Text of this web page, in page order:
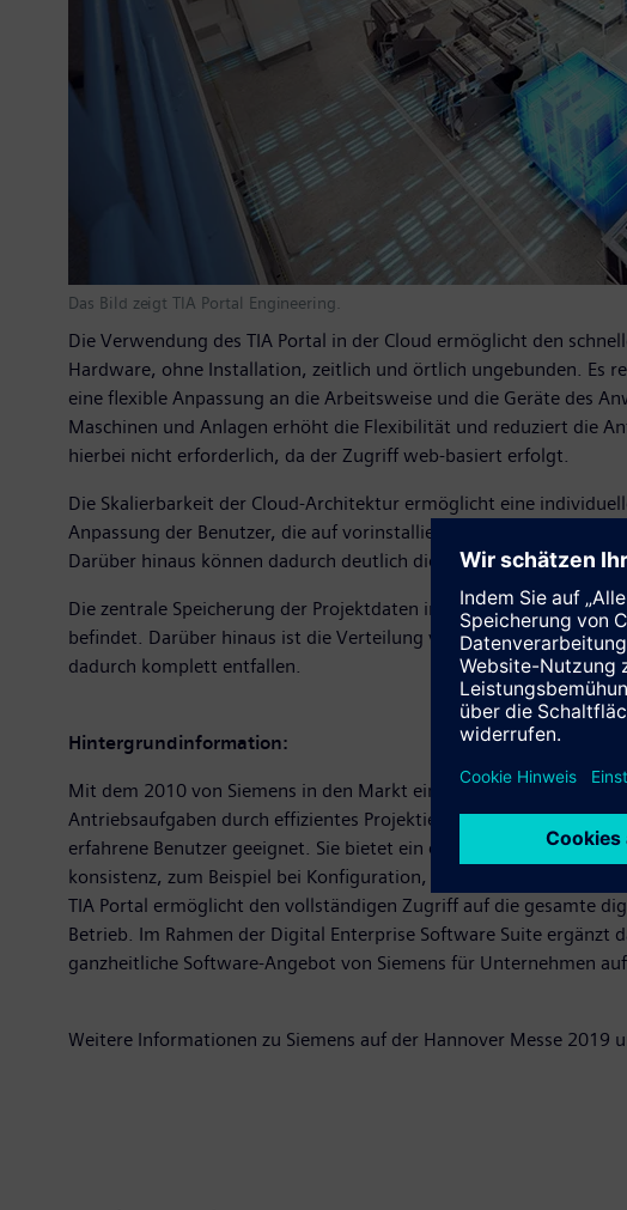
Das Bild zeigt TIA Portal Engineering.
Die Verwendung des TIA Portal in der Cloud ermöglicht den
Hardware, ohne Installation, zeitlich und örtlich ungebunden. Es
eine flexible Anpassung an die Arbeitsweise und die Geräte des
Maschinen und Anlagen erhöht die Flexibilität und reduziert die
hierbei nicht erforderlich, da der Zugriff web-basiert erfolgt.
Die Skalierbarkeit der Cloud-Architektur ermöglicht eine
Anpassung der Benutzer, die auf vorinstallierte TIA Portal
Darüber hinaus können dadurch deutlich die Installations- und
Die zentrale Speicherung der Projektdaten in einem Cloud-
befindet. Darüber hinaus ist die Verteilung von Projektdaten im
dadurch komplett entfallen.
Hintergrundinformation:
Mit dem 2010 von Siemens in den Markt eingeführten TIA
Antriebsaufgaben durch effizientes Projektieren. Die Software-
erfahrene Benutzer geeignet. Sie bietet ein einheitliches
konsistenz, zum Beispiel bei Konfiguration, Kommunikation und
TIA Portal ermöglicht den vollständigen Zugriff auf die gesamte
Betrieb. Im Rahmen der Digital Enterprise Software Suite ergänzt
ganzheitliche Software-Angebot von Siemens für Unternehmen
Weitere Informationen zu Siemens auf der Hannover Messe 2019